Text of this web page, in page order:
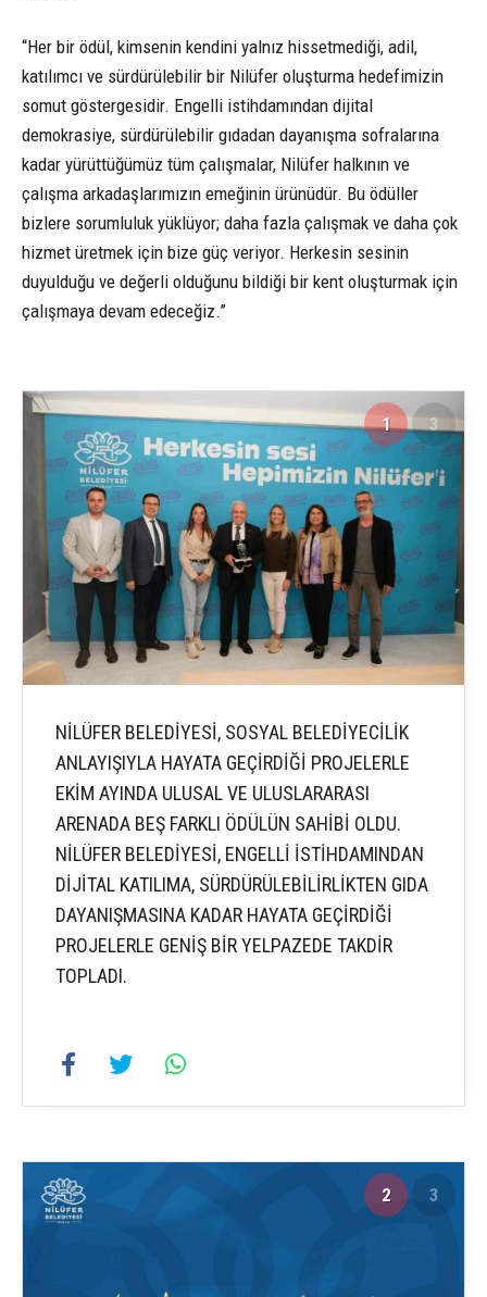
“Her bir ödül, kimsenin kendini yalnız hissetmediği, adil,
katılımcı ve sürdürülebilir bir Nilüfer oluşturma hedefimizin
somut göstergesidir. Engelli istihdamından dijital
demokrasiye, sürdürülebilir gıdadan dayanışma sofralarına
kadar yürüttüğümüz tüm çalışmalar, Nilüfer halkının ve
çalışma arkadaşlarımızın emeğinin ürünüdür. Bu ödüller
bizlere sorumluluk yüklüyor; daha fazla çalışmak ve daha çok
hizmet üretmek için bize güç veriyor. Herkesin sesinin
duyulduğu ve değerli olduğunu bildiği bir kent oluşturmak için
çalışmaya devam edeceğiz.”
1 3
NİLÜFER BELEDİYESİ, SOSYAL BELEDİYECİLİK
ANLAYIŞIYLA HAYATA GEÇİRDİĞİ PROJELERLE
EKİM AYINDA ULUSAL VE ULUSLARARASI
ARENADA BEŞ FARKLI ÖDÜLÜN SAHİBİ OLDU.
NİLÜFER BELEDİYESİ, ENGELLİ İSTİHDAMINDAN
DİJİTAL KATILIMA, SÜRDÜRÜLEBİLİRLİKTEN GIDA
DAYANIŞMASINA KADAR HAYATA GEÇİRDİĞİ
PROJELERLE GENİŞ BİR YELPAZEDE TAKDİR
TOPLADI.
2 3